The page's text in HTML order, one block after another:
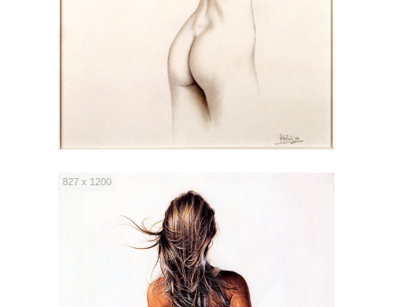
827 x 1200